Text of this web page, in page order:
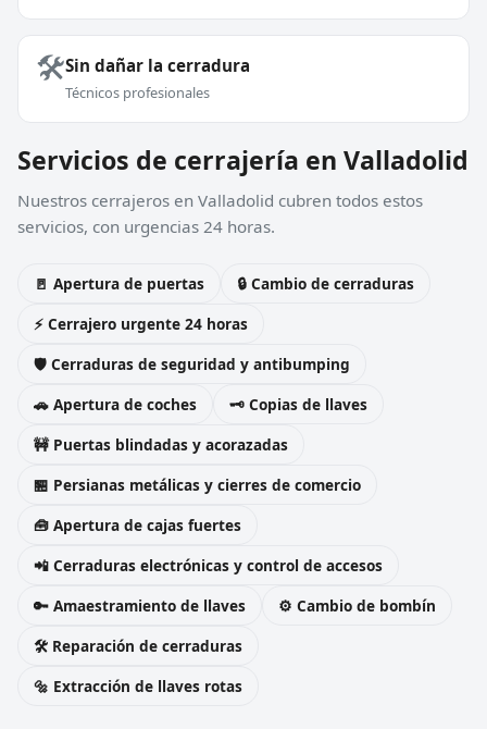
🛠️Sin dañar la cerradura
Técnicos profesionales
Servicios de cerrajería en Valladolid
Nuestros cerrajeros en Valladolid cubren todos estos
servicios, con urgencias 24 horas.
🚪 Apertura de puertas
🔒 Cambio de cerraduras
⚡ Cerrajero urgente 24 horas
🛡️ Cerraduras de seguridad y antibumping
🚗 Apertura de coches
🗝️ Copias de llaves
🚧 Puertas blindadas y acorazadas
🏪 Persianas metálicas y cierres de comercio
🧰 Apertura de cajas fuertes
📲 Cerraduras electrónicas y control de accesos
🔑 Amaestramiento de llaves
⚙️ Cambio de bombín
🛠️ Reparación de cerraduras
🔩 Extracción de llaves rotas